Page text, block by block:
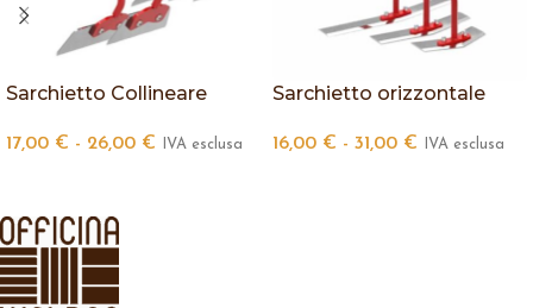
Sarchietto Collineare
17,00 € - 26,00 € IVA esclusa
Sarchietto orizzontale
16,00 € - 31,00 € IVA esclusa